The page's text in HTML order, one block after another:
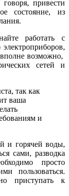
привести
состояние, из
работать с
возможно,
сетей и
так как
ваша
и
и горячей воды,
сами, разводка
просто
пользоваться.
приступать к